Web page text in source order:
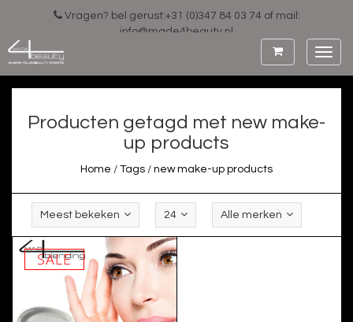
Vragen? bel gerust:+31 (0)347 84 03 74 of mail:
info@made4beauty.nl
Producten getagd met new make-
up products
Home / Tags / new make-up products
Meest bekeken 24 Alle merken
SALE